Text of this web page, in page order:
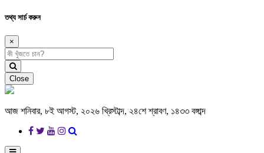
তথ্য সার্চ করুন
×
Close
আজ শনিবার, ৮ই আগস্ট, ২০২৬ খ্রিস্টাব্দ, ২৪শে শ্রাবণ, ১৪৩৩ বঙ্গাব্দ